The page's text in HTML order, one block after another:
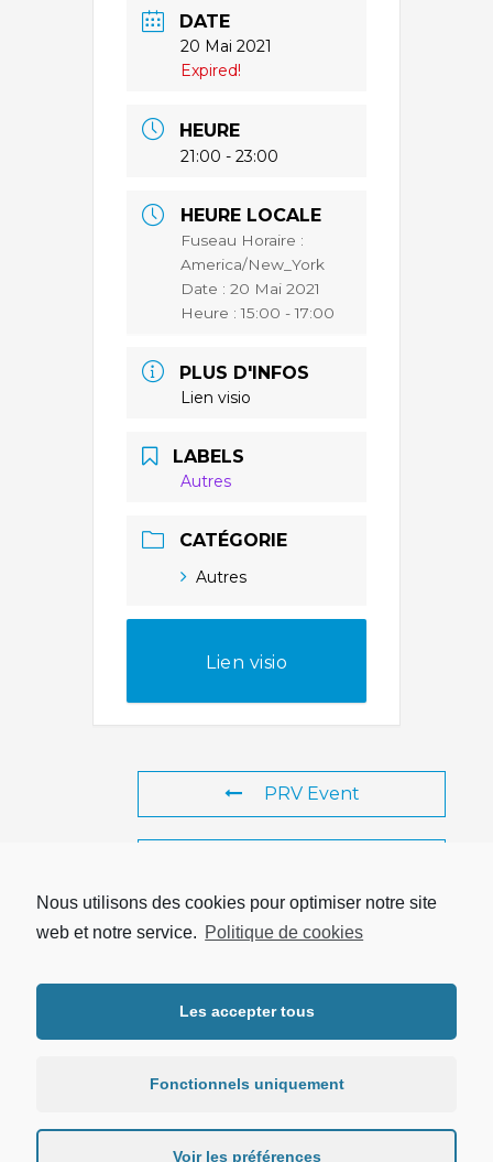
Nous utilisons des cookies pour optimiser notre site
web et notre service. Politique de cookies
Les accepter tous
Fonctionnels uniquement
Voir les préférences
DATE
20 Mai 2021
Expired!
HEURE
21:00 - 23:00
HEURE LOCALE
Fuseau Horaire :
America/New_York
Date : 20 Mai 2021
Heure :15:00 - 17:00
PLUS D'INFOS
Lien visio
LABELS
Autres
CATÉGORIE
Autres
Lien visio
PRV Event
Copyright © 2026 UTRPP |Mentions légales|Protection des
données personnelles